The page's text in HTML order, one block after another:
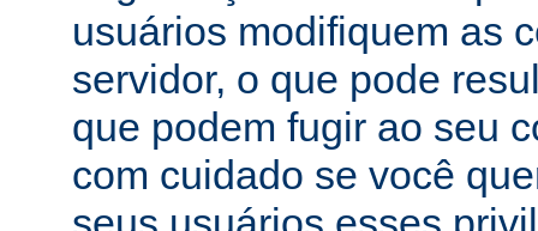
usuários modifiquem as
servidor, o que pode
que podem fugir ao seu
com cuidado se você